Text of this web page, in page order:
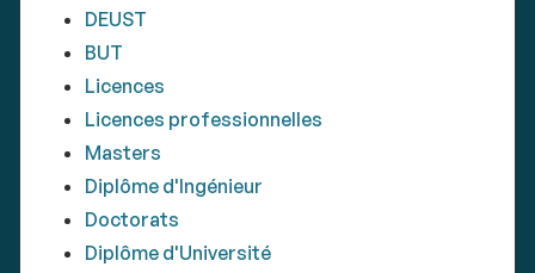
DEUST
BUT
Licences
Licences professionnelles
Masters
Diplôme d'Ingénieur
Doctorats
Diplôme d'Université